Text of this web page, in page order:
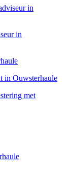
in
in
in Ouwsterhaule
met